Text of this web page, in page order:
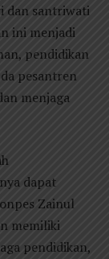
dan santriwati
ini menjadi
pendidikan
pesantren
menjaga
dapat
Zainul
memiliki
pendidikan,